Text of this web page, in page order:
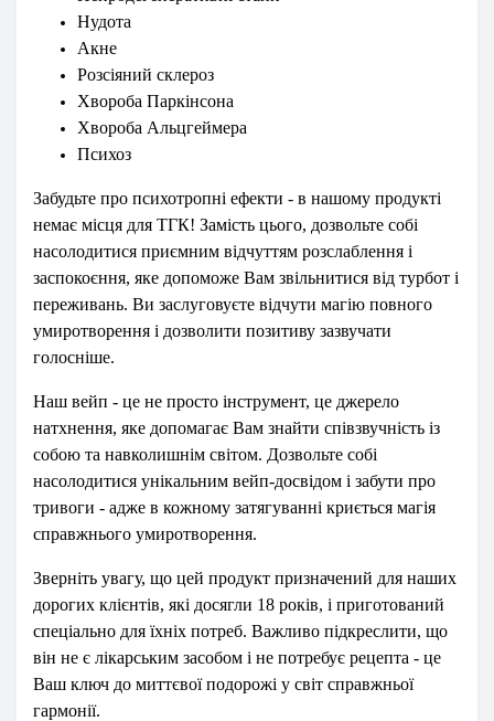
Нудота
Акне
Розсіяний склероз
Хвороба Паркінсона
Хвороба Альцгеймера
Психоз
Забудьте про психотропні ефекти - в нашому продукті
немає місця для ТГК! Замість цього, дозвольте собі
насолодитися приємним відчуттям розслаблення і
заспокоєння, яке допоможе Вам звільнитися від турбот і
переживань. Ви заслуговуєте відчути магію повного
умиротворення і дозволити позитиву зазвучати
голосніше.
Наш вейп - це не просто інструмент, це джерело
натхнення, яке допомагає Вам знайти співзвучність із
собою та навколишнім світом. Дозвольте собі
насолодитися унікальним вейп-досвідом і забути про
тривоги - адже в кожному затягуванні криється магія
справжнього умиротворення.
Зверніть увагу, що цей продукт призначений для наших
дорогих клієнтів, які досягли 18 років, і приготований
спеціально для їхніх потреб. Важливо підкреслити, що
він не є лікарським засобом і не потребує рецепта - це
Ваш ключ до миттєвої подорожі у світ справжньої
гармонії.